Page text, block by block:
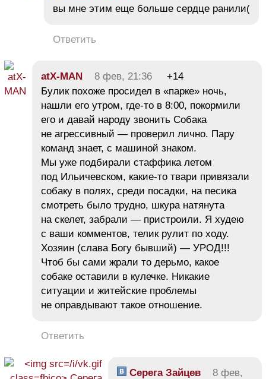
вы мне этим еще больше сердце ранили(
Ответить
atX-MAN 8 фев, 21:36
+14
Булик похоже просидел в «парке» ночь,
нашли его утром, где-то в 8:00, покормили
его и давай народу звонить Собака
не агрессивный — проверил лично. Пару
команд знает, с машиной знаком.
Мы уже подбирали стаффика летом
под Ильичевском, какие-то твари привязали
собаку в полях, среди посадки, на песика
смотреть было трудно, шкура натянута
на скелет, забрали — пристроили. Я худею
с ваши комментов, телик рулит по ходу.
Хозяин (слава Богу бывший) — УРОД!!!
Чтоб бы сами жрали то дерьмо, какое
собаке оставили в кулечке. Никакие
ситуации и житейские проблемы
не оправдывают такое отношение.
Ответить
Серега Зайцев
8 фев,